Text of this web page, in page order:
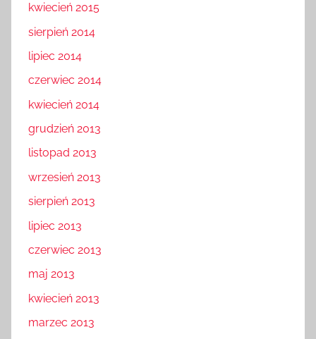
kwiecień 2015
sierpień 2014
lipiec 2014
czerwiec 2014
kwiecień 2014
grudzień 2013
listopad 2013
wrzesień 2013
sierpień 2013
lipiec 2013
czerwiec 2013
maj 2013
kwiecień 2013
marzec 2013